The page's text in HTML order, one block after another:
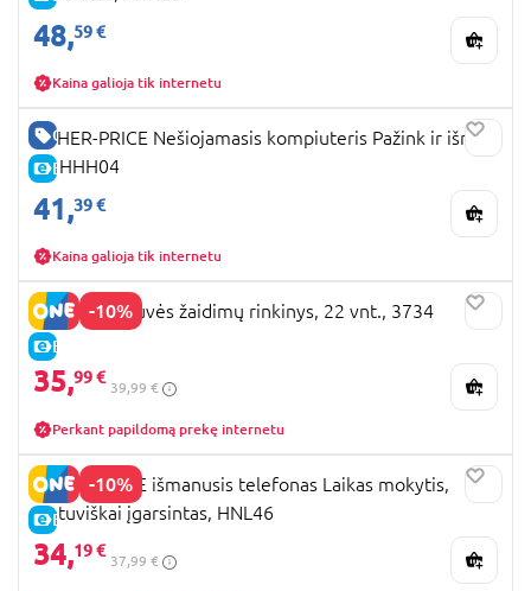
48,59 €
Kaina galioja tik internetu
GERA KAINA
E-KAINA
FISHER-PRICE Nešiojamasis kompiuteris Pažink ir išmok
LT, HHH04
41,39 €
Kaina galioja tik internetu
-10%
E-KAINA
PLAYGO virtuvės žaidimų rinkinys, 22 vnt., 3734
35,99 €
39,99 €
Perkant papildomą prekę internetu
-10%
E-KAINA
FISHER PRICE išmanusis telefonas Laikas mokytis,
Lietuviškai įgarsintas, HNL46
34,19 €
37,99 €